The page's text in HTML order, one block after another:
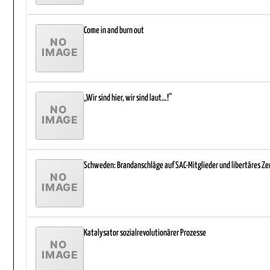
Come in and burn out
„Wir sind hier, wir sind laut…!”
Schweden: Brandanschläge auf SAC-Mitglieder und libertäres
Katalysator sozialrevolutionärer Prozesse